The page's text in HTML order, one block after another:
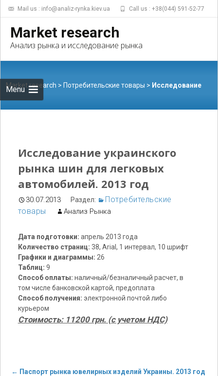
Call us : +38(044) 591-52-77
Mail us : info@analiz-rynka.kiev.ua
Market research
Анализ рынка и исследование рынка
Menu
Market research > Потребительские товары > Исследование
Исследование украинского
рынка шин для легковых
автомобилей. 2013 год
30.07.2013 Раздел:
Потребительские
товары
Анализ Рынка
Дата подготовки: апрель 2013 года
Количество страниц: 38, Arial, 1 интервал, 10 шрифт
Графики и диаграммы: 26
Таблиц: 9
Способ оплаты: наличный/безналичный расчет, в
том числе банковской картой, предоплата
Способ получения: электронной почтой либо
курьером
Стоимость: 11200 грн. (с учетом НДС)
← Паспорт рынка ювелирных изделий Украины. 2013 год